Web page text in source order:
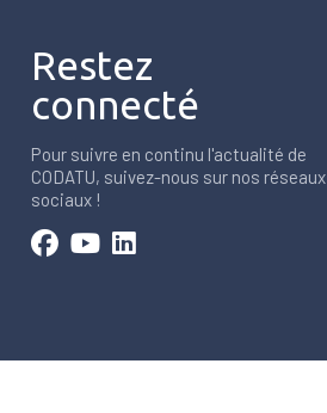
Restez
connecté
Pour suivre en continu l'actualité de
CODATU, suivez-nous sur nos réseaux
sociaux !